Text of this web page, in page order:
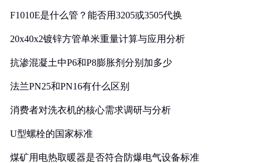
F1010E是什么管？能否用3205或3505代换
20x40x2镀锌方管单米重量计算与应用分析
抗渗混凝土中P6和P8膨胀剂分别加多少
法兰PN25和PN16有什么区别
消费者对洗衣机的核心需求调研与分析
U型螺栓的国家标准
煤矿用电热取暖器是否符合防爆电气设备标准